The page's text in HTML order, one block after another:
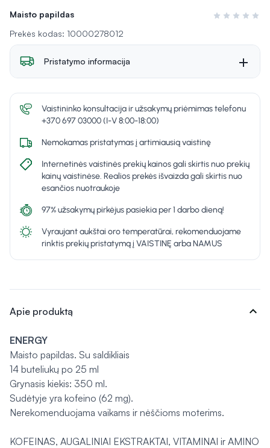
Maisto papildas
Įvertinimas 0
Prekės kodas: 10000278012
Pristatymo informacija
Vaistininko konsultacija ir užsakymų priėmimas telefonu
+370 697 03000 (I-V 8:00-18:00)
Nemokamas pristatymas į artimiausią vaistinę
Internetinės vaistinės prekių kainos gali skirtis nuo prekių
kainų vaistinėse. Realios prekės išvaizda gali skirtis nuo
esančios nuotraukoje
97% užsakymų pirkėjus pasiekia per 1 darbo dieną!
Vyraujant aukštai oro temperatūrai, rekomenduojame
rinktis prekių pristatymą į VAISTINĘ arba NAMUS
Apie produktą expand_more
ENERGY
Maisto papildas. Su saldikliais
14 buteliukų po 25 ml
Grynasis kiekis: 350 ml.
Sudėtyje yra kofeino (62 mg).
Nerekomenduojama vaikams ir nėščioms moterims.
KOFEINAS, AUGALINIAI EKSTRAKTAI, VITAMINAI ir AMINO